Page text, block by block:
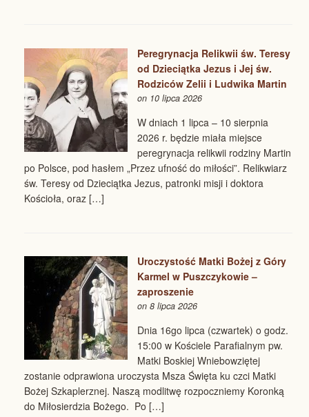
Peregrynacja Relikwii św. Teresy
od Dzieciątka Jezus i Jej św.
Rodziców Zelii i Ludwika Martin
on 10 lipca 2026
W dniach 1 lipca – 10 sierpnia
2026 r. będzie miała miejsce
peregrynacja relikwii rodziny Martin
po Polsce, pod hasłem „Przez ufność do miłości”. Relikwiarz
św. Teresy od Dzieciątka Jezus, patronki misji i doktora
Kościoła, oraz […]
Uroczystość Matki Bożej z Góry
Karmel w Puszczykowie –
zaproszenie
on 8 lipca 2026
Dnia 16go lipca (czwartek) o godz.
15:00 w Kościele Parafialnym pw.
Matki Boskiej Wniebowziętej
zostanie odprawiona uroczysta Msza Święta ku czci Matki
Bożej Szkaplerznej. Naszą modlitwę rozpoczniemy Koronką
do Miłosierdzia Bożego. Po […]